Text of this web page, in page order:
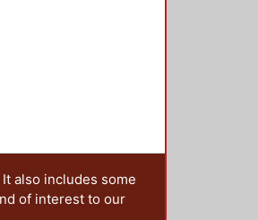
also includes some
of interest to our